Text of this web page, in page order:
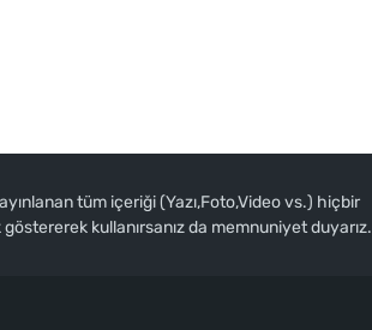
tüm içeriği (Yazı,Foto,Video vs.) hiçbir
kullanırsanız da memnuniyet duyarız.